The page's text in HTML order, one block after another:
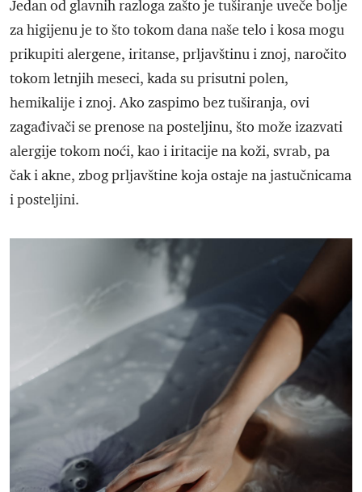
Jedan od glavnih razloga zašto je tuširanje uveče bolje
za higijenu je to što tokom dana naše telo i kosa mogu
prikupiti alergene, iritanse, prljavštinu i znoj, naročito
tokom letnjih meseci, kada su prisutni polen,
hemikalije i znoj. Ako zaspimo bez tuširanja, ovi
zagađivači se prenose na posteljinu, što može izazvati
alergije tokom noći, kao i iritacije na koži, svrab, pa
čak i akne, zbog prljavštine koja ostaje na jastučnicama
i posteljini.